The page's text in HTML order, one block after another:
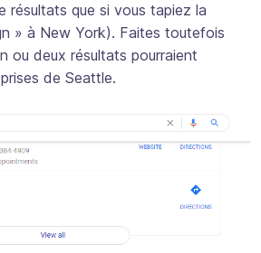
résultats que si vous tapiez la
» à New York). Faites toutefois
ou deux résultats pourraient
de Seattle.